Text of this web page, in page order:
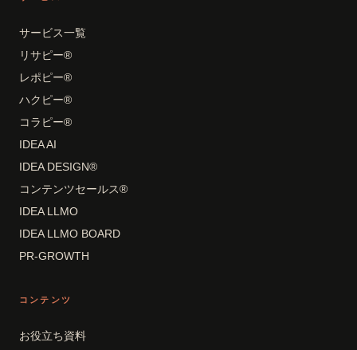
サービス一覧
リサピー®
レポピー®
ハクピー®
コラピー®
IDEA AI
IDEA DESIGN®
コンテンツセールス®
IDEA LLMO
IDEA LLMO BOARD
PR-GROWTH
コンテンツ
お役立ち資料